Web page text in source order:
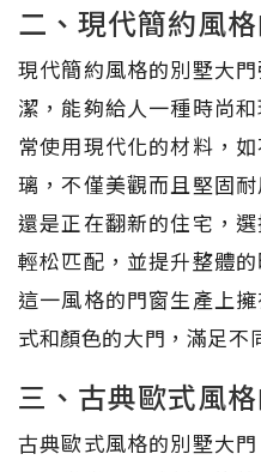
二、現代簡約風
現代簡約風格的別墅大
潔，能夠給人一種時尚
常使用現代化的材料，
璃，不僅美觀而且堅固
還是正在翻新的住宅，
輕松匹配，並提升整體
這一風格的門窗生產上
式和顏色的大門，滿足不
三、古典歐式風
古典歐式風格的別墅大